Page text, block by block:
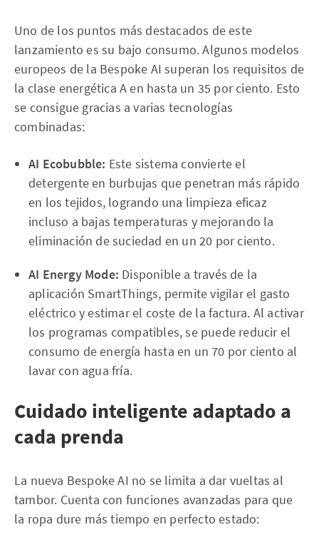
Uno de los puntos más destacados de este
lanzamiento es su bajo consumo. Algunos modelos
europeos de la Bespoke AI superan los requisitos de
la clase energética A en hasta un 35 por ciento. Esto
se consigue gracias a varias tecnologías
combinadas:
AI Ecobubble: Este sistema convierte el
detergente en burbujas que penetran más rápido
en los tejidos, logrando una limpieza eficaz
incluso a bajas temperaturas y mejorando la
eliminación de suciedad en un 20 por ciento.
AI Energy Mode: Disponible a través de la
aplicación SmartThings, permite vigilar el gasto
eléctrico y estimar el coste de la factura. Al activar
los programas compatibles, se puede reducir el
consumo de energía hasta en un 70 por ciento al
lavar con agua fría.
Cuidado inteligente adaptado a
cada prenda
La nueva Bespoke AI no se limita a dar vueltas al
tambor. Cuenta con funciones avanzadas para que
la ropa dure más tiempo en perfecto estado: